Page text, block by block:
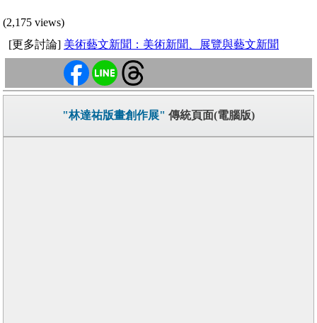
(2,175 views)
[更多討論] 美術藝文新聞：美術新聞、展覽與藝文新聞
"林達祐版畫創作展" 傳統頁面(電腦版)